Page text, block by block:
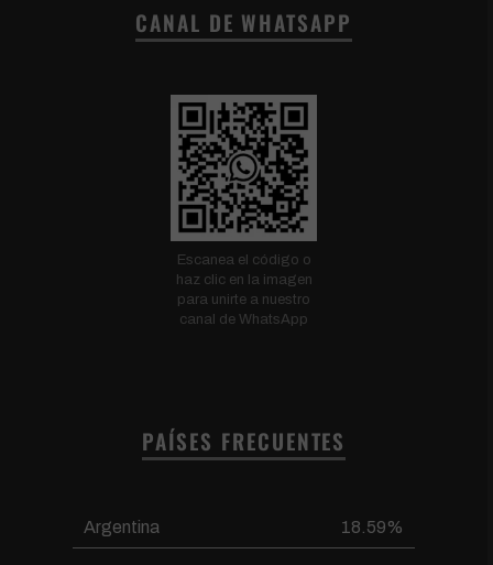
CANAL DE WHATSAPP
Escanea el código o
haz clic en la imagen
para unirte a nuestro
canal de WhatsApp
PAÍSES FRECUENTES
Argentina 18.59%